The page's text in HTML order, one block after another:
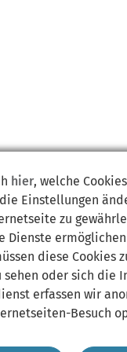
hier, welche
Einstellungen
zu
diese Cookies
sehen oder sich die
erfassen wir
Besuch